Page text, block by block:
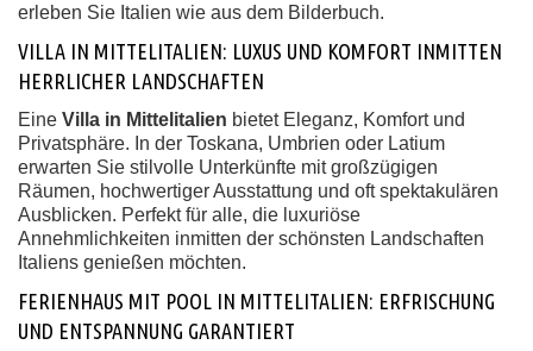
erleben Sie Italien wie aus dem Bilderbuch.
VILLA IN MITTELITALIEN: LUXUS UND KOMFORT INMITTEN
HERRLICHER LANDSCHAFTEN
Eine Villa in Mittelitalien bietet Eleganz, Komfort und
Privatsphäre. In der Toskana, Umbrien oder Latium
erwarten Sie stilvolle Unterkünfte mit großzügigen
Räumen, hochwertiger Ausstattung und oft spektakulären
Ausblicken. Perfekt für alle, die luxuriöse
Annehmlichkeiten inmitten der schönsten Landschaften
Italiens genießen möchten.
FERIENHAUS MIT POOL IN MITTELITALIEN: ERFRISCHUNG
UND ENTSPANNUNG GARANTIERT